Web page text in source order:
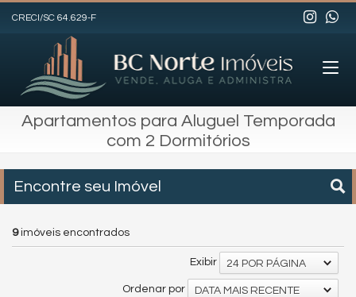
CRECI/SC 64.629-F
Apartamentos para Aluguel Temporada
com 2 Dormitórios
Encontre seu Imóvel
9imóveis encontrados
Exibir 24 POR PÁGINA
Ordenar por DATA MAIS RECENTE